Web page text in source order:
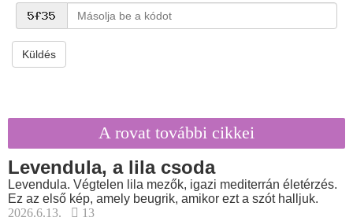
Küldés
A rovat további cikkei
Levendula, a lila csoda
Levendula. Végtelen lila mezők, igazi mediterrán életérzés.
Ez az első kép, amely beugrik, amikor ezt a szót halljuk.
2026.6.13.
13